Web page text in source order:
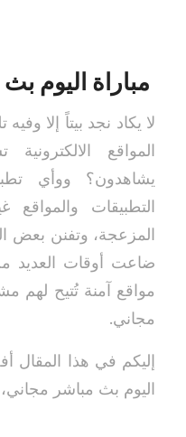
مباراة اليوم
لا يكاد نجد بيتاً إلا
المواقع
يشاهدون؟ ووأي
التطبيقات والمواقع
المزعجة، وتفنن بعض
ضاعت أوقات
مواقع آمنة تُتيح لهم
مجاني.
إليكم في هذا المقال
اليوم بث مباشر مجاني،